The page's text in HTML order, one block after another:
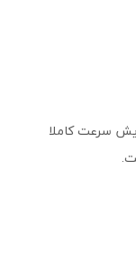
سرعت کاملا